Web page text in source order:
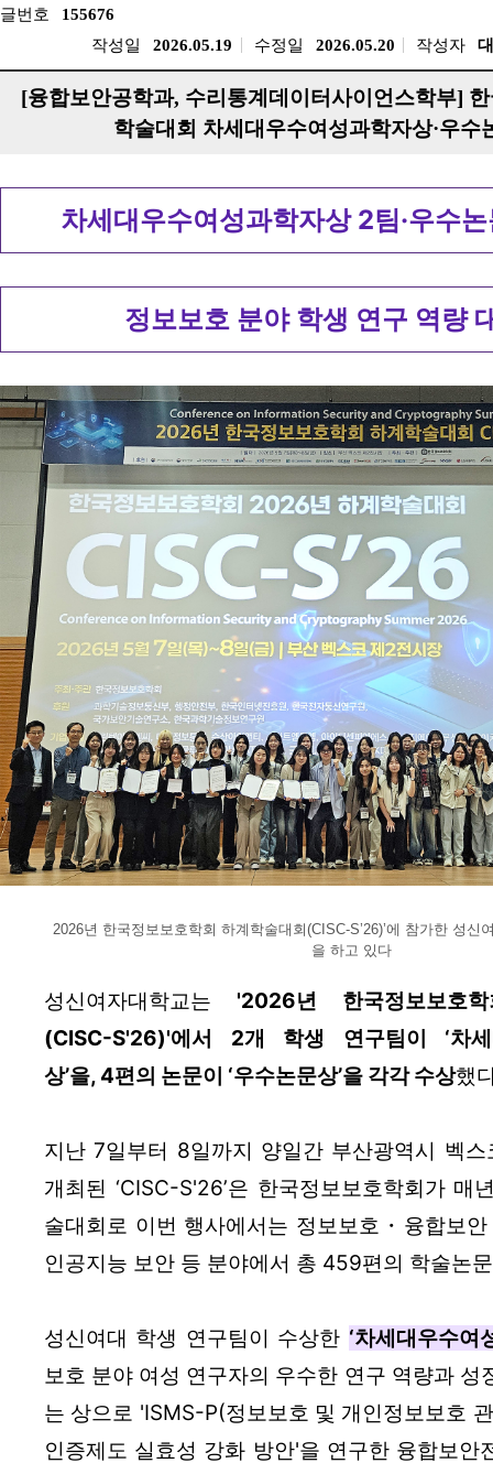
글번호
155676
작성일
2026.05.19 수정일 2026.05.20 작성자
[융합보안공학과, 수리통계데이터사이언스학부]
학술대회 차세대우수여성과학자상·우수
차세대우수여성과학자상 2팀·우수
정보보호 분야 학생 연구 역량
2026년 한국정보보호학회 하계학술대회(CISC-S’26)’에 참가한 성신
을 하고 있다
성신여자대학교는 '2026년 한국정보보호
(CISC-S'26)'에서 2개 학생 연구팀이 ‘차세
상’을, 4편의 논문이 ‘우수논문상’을 각각 수상했
지난 7일부터 8일까지 양일간 부산광역시 벡
개최된 ‘CISC-S'26’은 한국정보보호학회가 매
술대회로 이번 행사에서는 정보보호・융합보
인공지능 보안 등 분야에서 총 459편의 학술논
성신여대 학생 연구팀이 수상한 ‘차세대우수여
보호 분야 여성 연구자의 우수한 연구 역량과 성
는 상으로 'ISMS-P(정보보호 및 개인정보보호
인증제도 실효성 강화 방안'을 연구한 융합보안